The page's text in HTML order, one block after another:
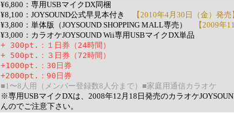
¥6,800：専用USBマイクDX同梱
¥8,100：JOYSOUND公式早見本付き
【2010年4月30日（金）発売
¥3,800：単体版（JOYSOUND SHOPPING MALL専売）
【2009年11
¥3,000： カラオケJOYSOUND Wii専用USBマイクDX単品
+ 300pt. ： １日券（24時間）
+ 500pt. ： ３日券（72時間）
+1000pt. ： 30日券
+2000pt. ： 90日券
■1〜8人用（メンバー登録数8人分まで） ■家庭用通信カラオケ
※専用USBマイクDXは、2008年12月18日発売のカラオケ
んのでご注意下さい。